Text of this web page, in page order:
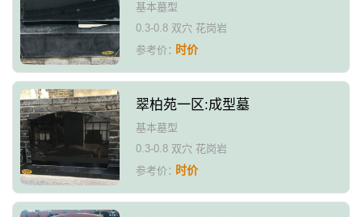
基本墓型
0.3-0.8 双穴 花岗岩
参考价：时价
翠柏苑一区:成型墓
基本墓型
0.3-0.8 双穴 花岗岩
参考价：时价